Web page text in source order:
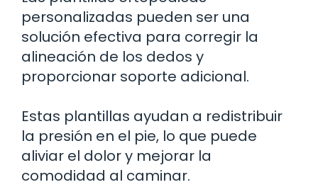
personalizadas pueden ser una
solución efectiva para corregir la
alineación de los dedos y
proporcionar soporte adicional.
Estas plantillas ayudan a redistribuir
la presión en el pie, lo que puede
aliviar el dolor y mejorar la
comodidad al caminar.